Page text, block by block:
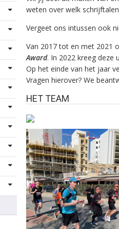
weten over welk
Vergeet ons intussen ook
Van 2017 tot en met 2021
Award. In 2022 kreeg deze
Op het einde van het jaar
Vragen hierover? We
HET TEAM
Ott Lepland - Kuula
Paul Harrington & Charlie
McGettigan - Rock 'n' Roll Kids
Tom Dice - Me and My Guitar
Het JESF 2005 bijwonen en
worden door de
songfestivalmicrobe.
Ott Lepland - Kuula
Marija Šerifovic - Molitva